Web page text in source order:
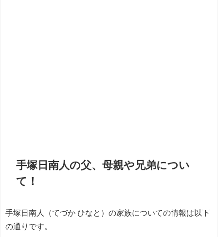
手塚日南人の父、母親や兄弟につい
て！
手塚日南人（てづか ひなと）の家族についての情報は以下
の通りです。